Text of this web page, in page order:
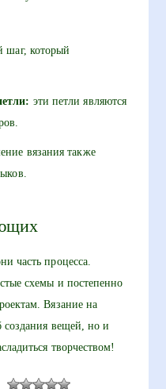
шаг, который
эти петли являются
вязания также
часть процесса.
схемы и постепенно
Вязание на
создания вещей, но и
творчеством!